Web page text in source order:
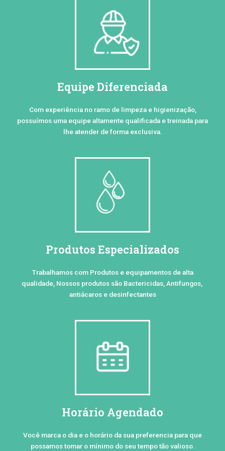
Equipe Diferenciada
Com experiência no ramo de limpeza e higienização,
possuímos uma equipe altamente qualificada e treinada para
lhe atender de forma exclusiva.
Produtos Especializados
Trabalhamos com Produtos e equipamentos de alta
qualidade, Nossos produtos são Bactericidas, Antifungos,
antiácaros e desinfectantes
Horário Agendado
Você marca o dia e o horário da sua preferencia para que
possamos tomar o mínimo do seu tempo tão valioso.